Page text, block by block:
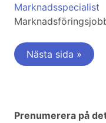
Marknadsspecialist
Nästa sida »
Prenumerera på